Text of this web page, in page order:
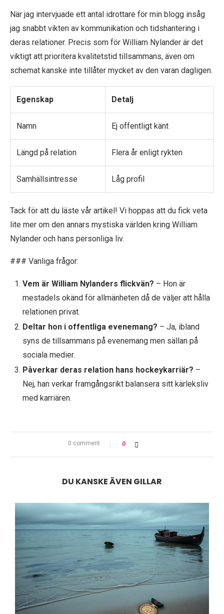
När jag intervjuade ett antal idrottare för min blogg insåg
jag snabbt vikten av kommunikation och tidshantering i
deras relationer. Precis som för William Nylander är det
viktigt att prioritera kvalitetstid tillsammans, även om
schemat kanske inte tillåter mycket av den varan dagligen.
Egenskap Detalj
Namn Ej offentligt känt
Längd på relation Flera år enligt rykten
Samhällsintresse Låg profil
Tack för att du läste vår artikel! Vi hoppas att du fick veta
lite mer om den annars mystiska världen kring William
Nylander och hans personliga liv.
### Vanliga frågor:
Vem är William Nylanders flickvän? – Hon är
mestadels okänd för allmänheten då de väljer att hålla
relationen privat.
Deltar hon i offentliga evenemang? – Ja, ibland
syns de tillsammans på evenemang men sällan på
sociala medier.
Påverkar deras relation hans hockeykarriär? –
Nej, han verkar framgångsrikt balansera sitt kärleksliv
med karriären.
0 comment 0
DU KANSKE ÄVEN GILLAR